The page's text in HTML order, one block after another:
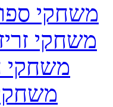
משחקי
משחקי
משחקי